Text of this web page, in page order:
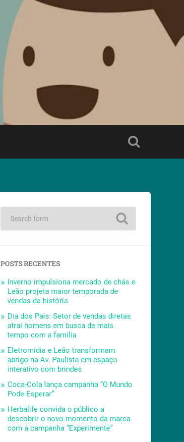
POSTS RECENTES
Inverno impulsiona mercado de chás e
Leão projeta maior temporada de
vendas da história
Dia dos Pais: Setor de vendas diretas
atrai homens em busca de mais
tempo com a família
Eletromidia e Leão transformam
abrigo na Av. Paulista em espaço
interativo com brindes
Coca-Cola lança campanha “O Mundo
Pode Esperar”
Herbalife convida o público a
descobrir o novo momento da marca
com a campanha “Experimente”